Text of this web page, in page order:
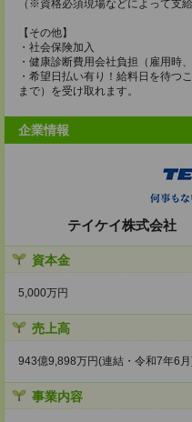
（※資格必須現場などによって支
【その他】
・社会保険加入
・健康診断費用会社負担（雇用時、
・希望日払い有り！給料日を待つ
まで）を受け取れます。
企業情報
テイケイ株式会社
資本金
5,000万円
売上高
943億9,898万円(連結・令和7年6
事業内容